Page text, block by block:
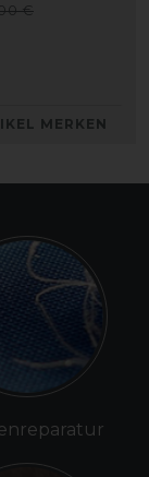
€
MERKEN